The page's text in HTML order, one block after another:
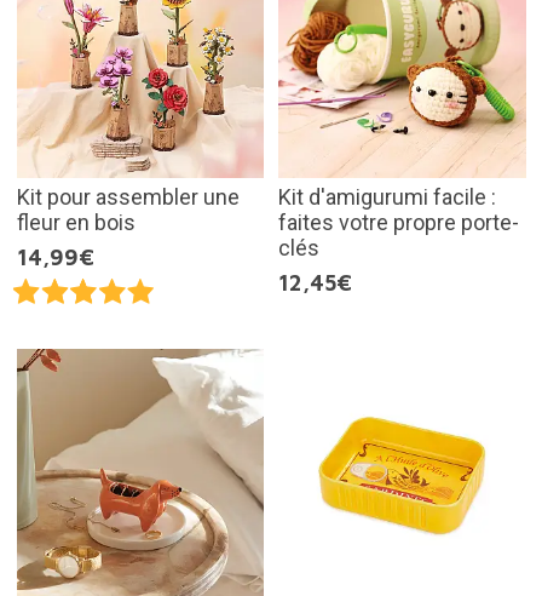
Kit pour assembler une
fleur en bois
14,99€
Kit d'amigurumi facile :
faites votre propre porte-
clés
12,45€